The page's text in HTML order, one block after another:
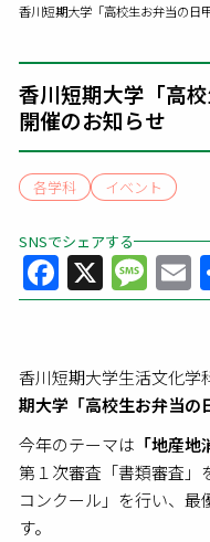
香川短期大学「高校生お弁当の日
香川短期大学「高
開催のお知らせ
各学科 イベント
SNSでシェアする
X
香川短期大学生活文化学
期大学「高校生お弁当の
今年のテーマは 「地産地
第１次審査「書類審査」
コンクール」を行い、最
す。